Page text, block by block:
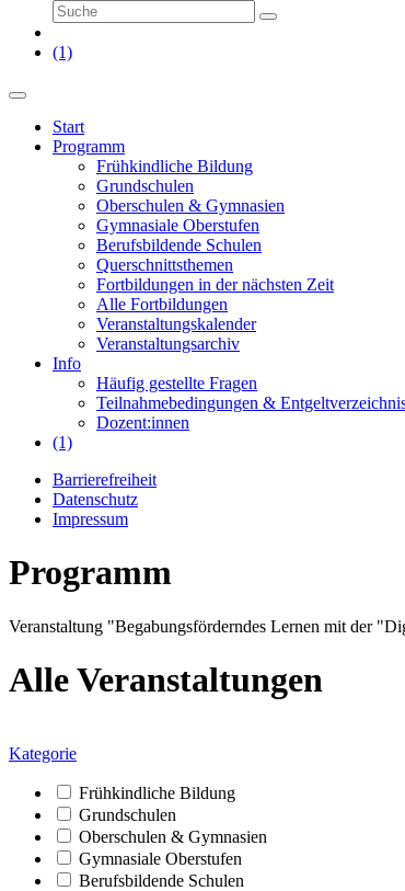
(1)
Start
Programm
Frühkindliche Bildung
Grundschulen
Oberschulen & Gymnasien
Gymnasiale Oberstufen
Berufsbildende Schulen
Querschnittsthemen
Fortbildungen in der nächsten Zeit
Alle Fortbildungen
Veranstaltungskalender
Veranstaltungsarchiv
Info
Häufig gestellte Fragen
Teilnahmebedingungen &
Dozent:innen
(1)
Barrierefreiheit
Datenschutz
Impressum
Programm
Veranstaltung "Begabungsförderndes Lernen mit der
Alle Veranstaltungen
Kategorie
Frühkindliche Bildung
Grundschulen
Oberschulen & Gymnasien
Gymnasiale Oberstufen
Berufsbildende Schulen